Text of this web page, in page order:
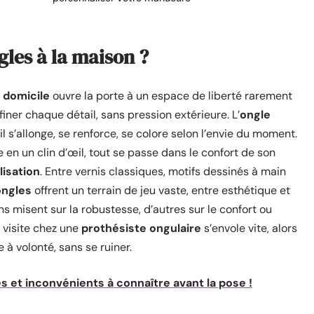
à la maison ?
domicile ouvre la porte à un espace de liberté rarement
chaque détail, sans pression extérieure. L’ongle
se renforce, se colore selon l’envie du moment.
un clin d’œil, tout se passe dans le confort de son
. Entre vernis classiques, motifs dessinés à main
offrent un terrain de jeu vaste, entre esthétique et
misent sur la robustesse, d’autres sur le confort ou
visite chez une prothésiste ongulaire s’envole vite, alors
volonté, sans se ruiner.
et inconvénients à connaître avant la pose !